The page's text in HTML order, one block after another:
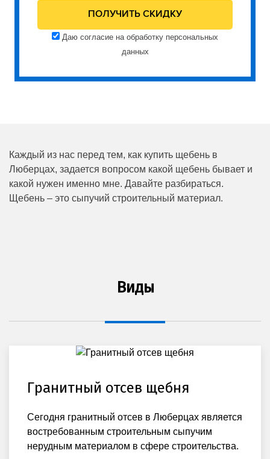
Даю согласие на обработку персональных
данных
Каждый из нас перед тем, как купить щебень в
Люберцах, задается вопросом какой щебень бывает и
какой нужен именно мне. Давайте разбираться.
Щебень – это сыпучий строительный материал.
Виды
Гранитный отсев щебня
Сегодня гранитный отсев в Люберцах является
востребованным строительным сыпучим
нерудным материалом в сфере строительства.